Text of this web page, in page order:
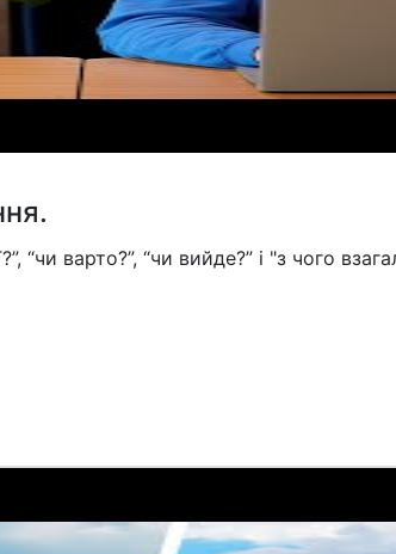
варто?”, “чи вийде?” і "з чого